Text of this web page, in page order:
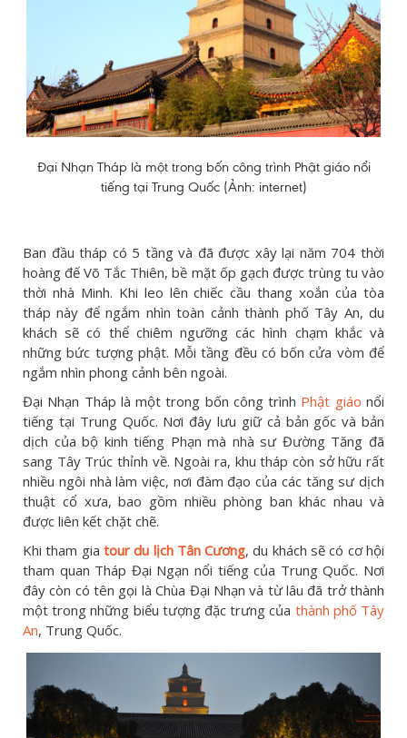
Đại Nhạn Tháp là một trong bốn công trình Phật giáo nổi
tiếng tại Trung Quốc (Ảnh: internet)
Ban đầu tháp có 5 tầng và đã được xây lại năm 704 thời
hoàng đế Võ Tắc Thiên, bề mặt ốp gạch được trùng tu vào
thời nhà Minh. Khi leo lên chiếc cầu thang xoắn của tòa
tháp này để ngắm nhìn toàn cảnh thành phố Tây An, du
khách sẽ có thể chiêm ngưỡng các hình chạm khắc và
những bức tượng phật. Mỗi tầng đều có bốn cửa vòm để
ngắm nhìn phong cảnh bên ngoài.
Đại Nhạn Tháp là một trong bốn công trình Phật giáo nổi
tiếng tại Trung Quốc. Nơi đây lưu giữ cả bản gốc và bản
dịch của bộ kinh tiếng Phạn mà nhà sư Đường Tăng đã
sang Tây Trúc thỉnh về. Ngoài ra, khu tháp còn sở hữu rất
nhiều ngôi nhà làm việc, nơi đàm đạo của các tăng sư dịch
thuật cổ xưa, bao gồm nhiều phòng ban khác nhau và
được liên kết chặt chẽ.
Khi tham gia tour du lịch Tân Cương, du khách sẽ có cơ hội
tham quan Tháp Đại Ngạn nổi tiếng của Trung Quốc. Nơi
đây còn có tên gọi là Chùa Đại Nhạn và từ lâu đã trở thành
một trong những biểu tượng đặc trưng của thành phố Tây
An, Trung Quốc.